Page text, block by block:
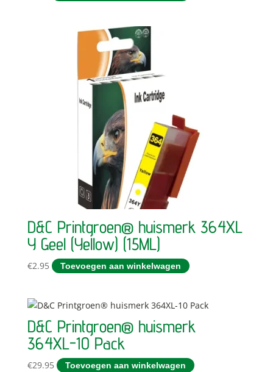
D&C Printgroen® huismerk 364XL
Y Geel (Yellow) (15ML)
€2.95 Toevoegen aan winkelwagen
D&C Printgroen® huismerk
364XL-10 Pack
€29.95 Toevoegen aan winkelwagen